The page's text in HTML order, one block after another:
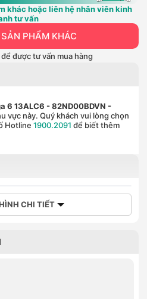
khác hoặc liên hệ nhân viên kinh
tư vấn
PHẨM KHÁC
để được tư vấn mua hàng
6 13ALC6 - 82ND00BDVN -
vực này. Quý khách vui lòng chọn
Hotline 1900.2091 để biết thêm
CHI TIẾT